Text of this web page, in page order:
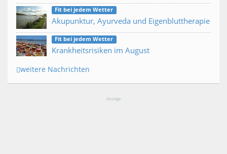
Fit bei jedem Wetter
Akupunktur, Ayurveda und Eigenbluttherapie
Fit bei jedem Wetter
Krankheitsrisiken im August
weitere Nachrichten
Anzeige